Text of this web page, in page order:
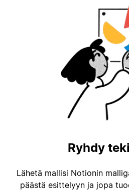
Ryhdy
Lähetä mallisi Notionin
päästä esittelyyn ja jopa